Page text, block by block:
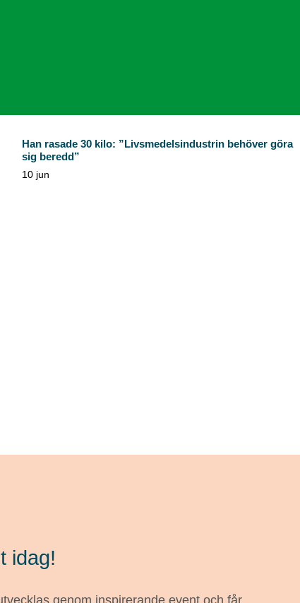
Han rasade 30 kilo: ”Livsmedelsindustrin behöver göra
sig beredd”
10 jun
idag!